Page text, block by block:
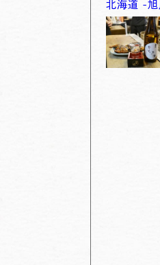
北海道 -旭